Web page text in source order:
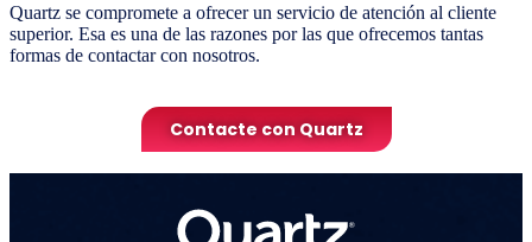
Quartz se compromete a ofrecer un servicio de atención al cliente
superior. Esa es una de las razones por las que ofrecemos tantas
formas de contactar con nosotros.
Contacte con Quartz